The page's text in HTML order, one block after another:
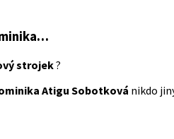
strojek?
Atigu Sobotková nikdo